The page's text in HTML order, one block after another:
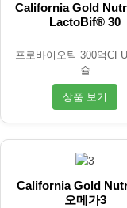
California Gold
LactoBif® 30
프로바이오틱 300억
슐
상품 보기
California Gold
오메가3